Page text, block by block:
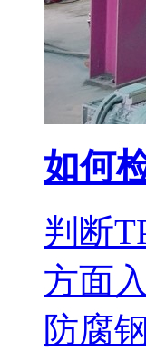
如何
判断
方面
防腐